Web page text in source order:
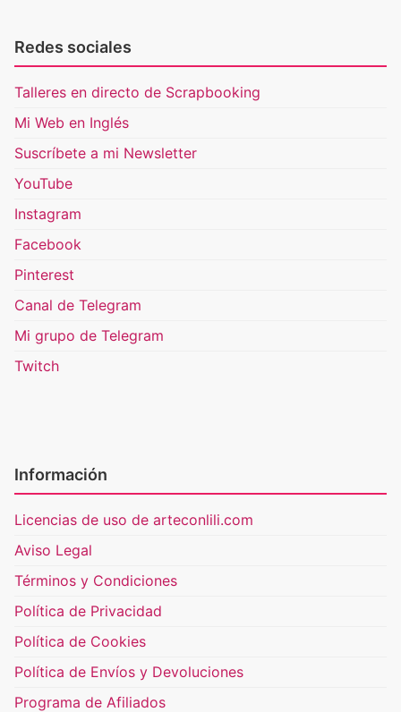
Redes sociales
Talleres en directo de Scrapbooking
Mi Web en Inglés
Suscríbete a mi Newsletter
YouTube
Instagram
Facebook
Pinterest
Canal de Telegram
Mi grupo de Telegram
Twitch
Información
Licencias de uso de arteconlili.com
Aviso Legal
Términos y Condiciones
Política de Privacidad
Política de Cookies
Política de Envíos y Devoluciones
Programa de Afiliados